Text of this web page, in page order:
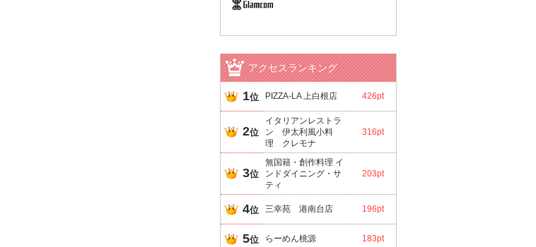
アクセスランキング
1位 PIZZA-LA 上白根店 426pt
2位
イタリアンレストラ
ン 伊太利風小料
理 クレモナ
316pt
3位
無国籍・創作料理 イ
ンドダイニング・サ
ティ
203pt
4位 三幸苑 港南台店 196pt
5位 らーめん桃源 183pt